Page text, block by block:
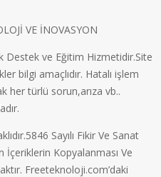
VE İNOVASYON
Destek ve Eğitim Hizmetidir.Site
bilgi amaçlıdır. Hatalı işlem
her türlü sorun,arıza vb..
Sayılı Fikir Ve Sanat
İçeriklerin Kopyalanması Ve
Freeteknoloji.com’daki